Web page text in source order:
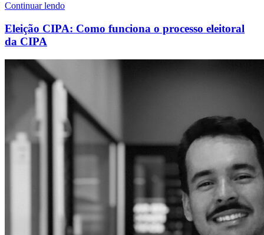
Continuar lendo
Eleição CIPA: Como funciona o processo eleitoral
da CIPA